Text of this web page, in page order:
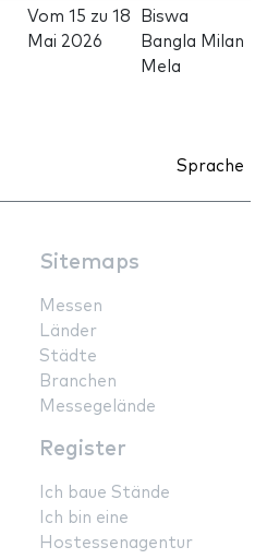
Vom15 zu18
Mai 2026
Biswa
Bangla Milan
Mela
Sprache
Sitemaps
Messen
Länder
Städte
Branchen
Messegelände
Register
Ich baue Stände
Ich bin eine
Hostessenagentur